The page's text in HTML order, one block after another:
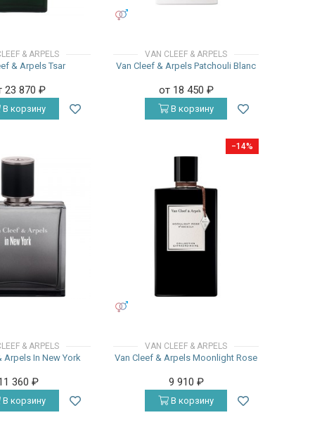
& ARPELS
& Arpels Tsar
23 870 ₽
В корзину
VAN CLEEF & ARPELS
Van Cleef & Arpels Patchouli Blanc
от 18 450 ₽
В корзину
& ARPELS
Arpels In New York
360 ₽
В корзину
−14%
VAN CLEEF & ARPELS
Van Cleef & Arpels Moonlight Rose
9 910 ₽
В корзину